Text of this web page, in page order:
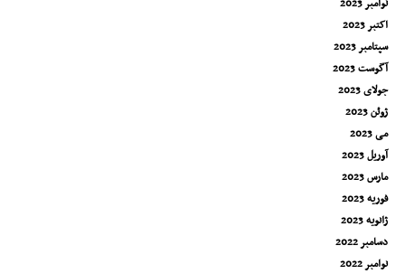
نوامبر 2023
اکتبر 2023
سپتامبر 2023
آگوست 2023
جولای 2023
ژوئن 2023
می 2023
آوریل 2023
مارس 2023
فوریه 2023
ژانویه 2023
دسامبر 2022
نوامبر 2022